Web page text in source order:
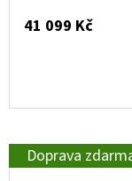
41 099 Kč
Doprava